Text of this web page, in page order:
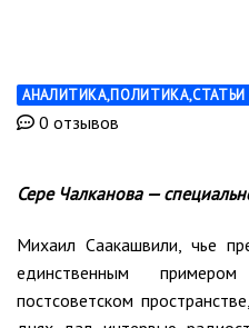
АНАЛИТИКА,ПОЛИТИКА,СТАТЬИ
0 отзывов
Сере Чалканова —
Михаил Саакашвили, чье
единственным
постсоветском